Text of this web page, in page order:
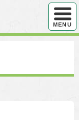
ハンバ
MENU